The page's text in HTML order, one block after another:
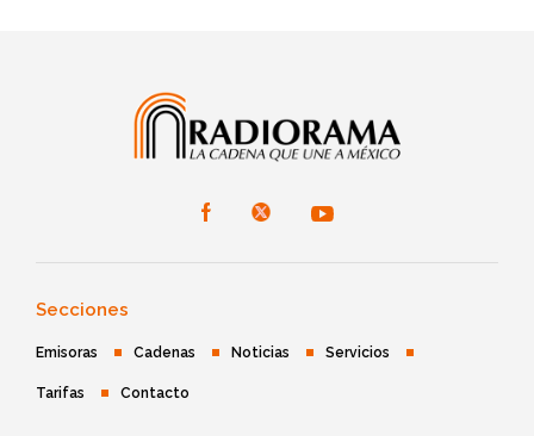
Secciones
Emisoras Cadenas Noticias Servicios
Tarifas Contacto